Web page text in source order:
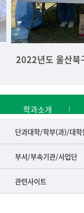
학과소개
단과대학/학부(과)/대학
■인문대학
▷국어국문학부
▷일본어·일본학과
부서/부속기관/사업단
공동기기센터
공학교육혁신센터
관련사이트
건강가정지원센터
교수협의회